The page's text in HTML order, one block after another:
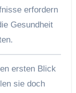
erfordern
Gesundheit
ersten Blick
sie doch